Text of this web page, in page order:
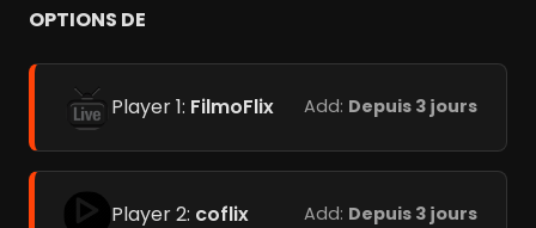
OPTIONS DE
Player 1: FilmoFlix Add: Depuis 3 jours
Player 2: coflix Add: Depuis 3 jours